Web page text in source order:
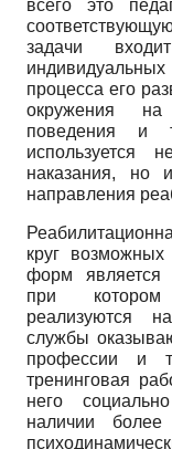
всего это
задачи
процесса его
окружения на
поведения и
используется
наказания, но
направления
круг
форм является
при котором
реализуются
службы
профессии и
тренинговая
него
наличии более